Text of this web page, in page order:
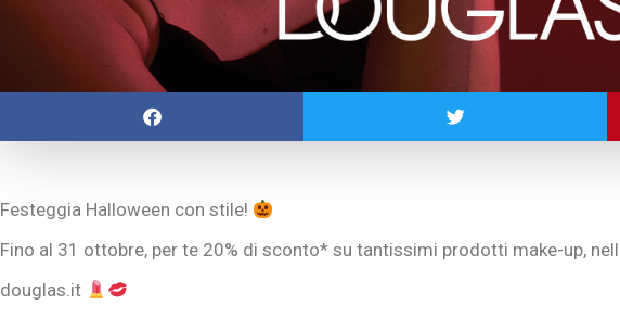
Festeggia Halloween con stile!
Fino al 31 ottobre, per te 20% di sconto* su tantissimi prodotti make-up,
douglas.it